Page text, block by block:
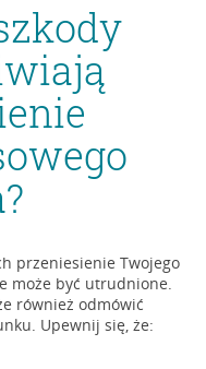
przeniesienie Twojego
może być utrudnione.
również odmówić
Upewnij się, że: